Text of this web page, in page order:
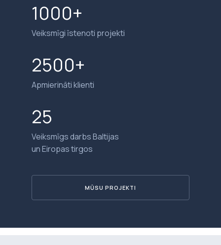
1000+
Veiksmīgi īstenoti projekti
MŪSU PROJEKTI
25
Veiksmīgs darbs Baltijas
un Eiropas tirgos
2500+
Apmierināti klienti